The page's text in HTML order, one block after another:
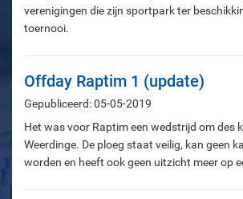
verenigingen die zijn sportpark ter
toernooi.
Offday Raptim 1 (update)
Gepubliceerd: 05-05-2019
Het was voor Raptim een wedstrijd om des
Weerdinge. De ploeg staat veilig, kan geen
worden en heeft ook geen uitzicht meer op